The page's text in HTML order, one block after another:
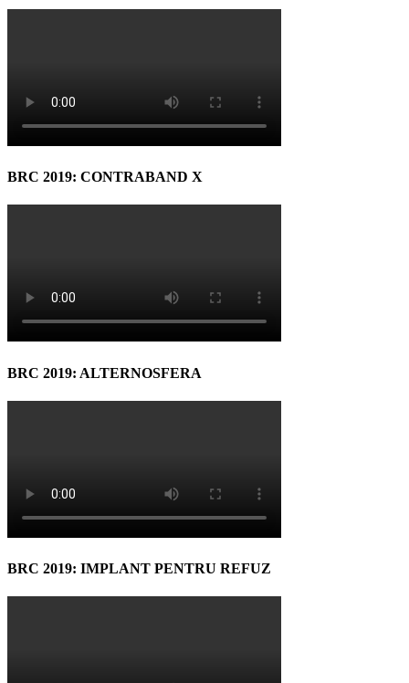
BRC 2019: CONTRABAND X
BRC 2019: ALTERNOSFERA
BRC 2019: IMPLANT PENTRU REFUZ